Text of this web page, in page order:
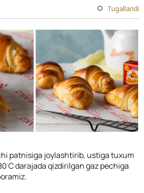
Tugallandi
patnisiga joylashtirib, ustiga tuxum
C darajada qizdirilgan gaz pechiga